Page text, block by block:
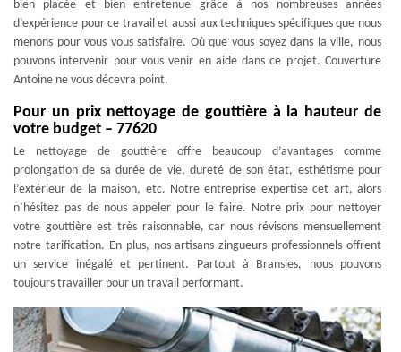
bien placée et bien entretenue grâce à nos nombreuses années
d’expérience pour ce travail et aussi aux techniques spécifiques que nous
menons pour vous vous satisfaire. Où que vous soyez dans la ville, nous
pouvons intervenir pour vous venir en aide dans ce projet. Couverture
Antoine ne vous décevra point.
Pour un prix nettoyage de gouttière à la hauteur de
votre budget – 77620
Le nettoyage de gouttière offre beaucoup d’avantages comme
prolongation de sa durée de vie, dureté de son état, esthétisme pour
l’extérieur de la maison, etc. Notre entreprise expertise cet art, alors
n’hésitez pas de nous appeler pour le faire. Notre prix pour nettoyer
votre gouttière est très raisonnable, car nous révisons mensuellement
notre tarification. En plus, nos artisans zingueurs professionnels offrent
un service inégalé et pertinent. Partout à Bransles, nous pouvons
toujours travailler pour un travail performant.